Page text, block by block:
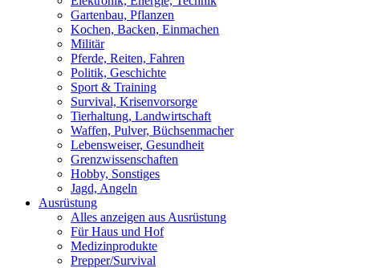
Gartenbau, Pflanzen
Kochen, Backen, Einmachen
Militär
Pferde, Reiten, Fahren
Politik, Geschichte
Sport & Training
Survival, Krisenvorsorge
Tierhaltung, Landwirtschaft
Waffen, Pulver, Büchsenmacher
Lebensweiser, Gesundheit
Grenzwissenschaften
Hobby, Sonstiges
Jagd, Angeln
Ausrüstung
Alles anzeigen aus Ausrüstung
Für Haus und Hof
Medizinprodukte
Prepper/Survival